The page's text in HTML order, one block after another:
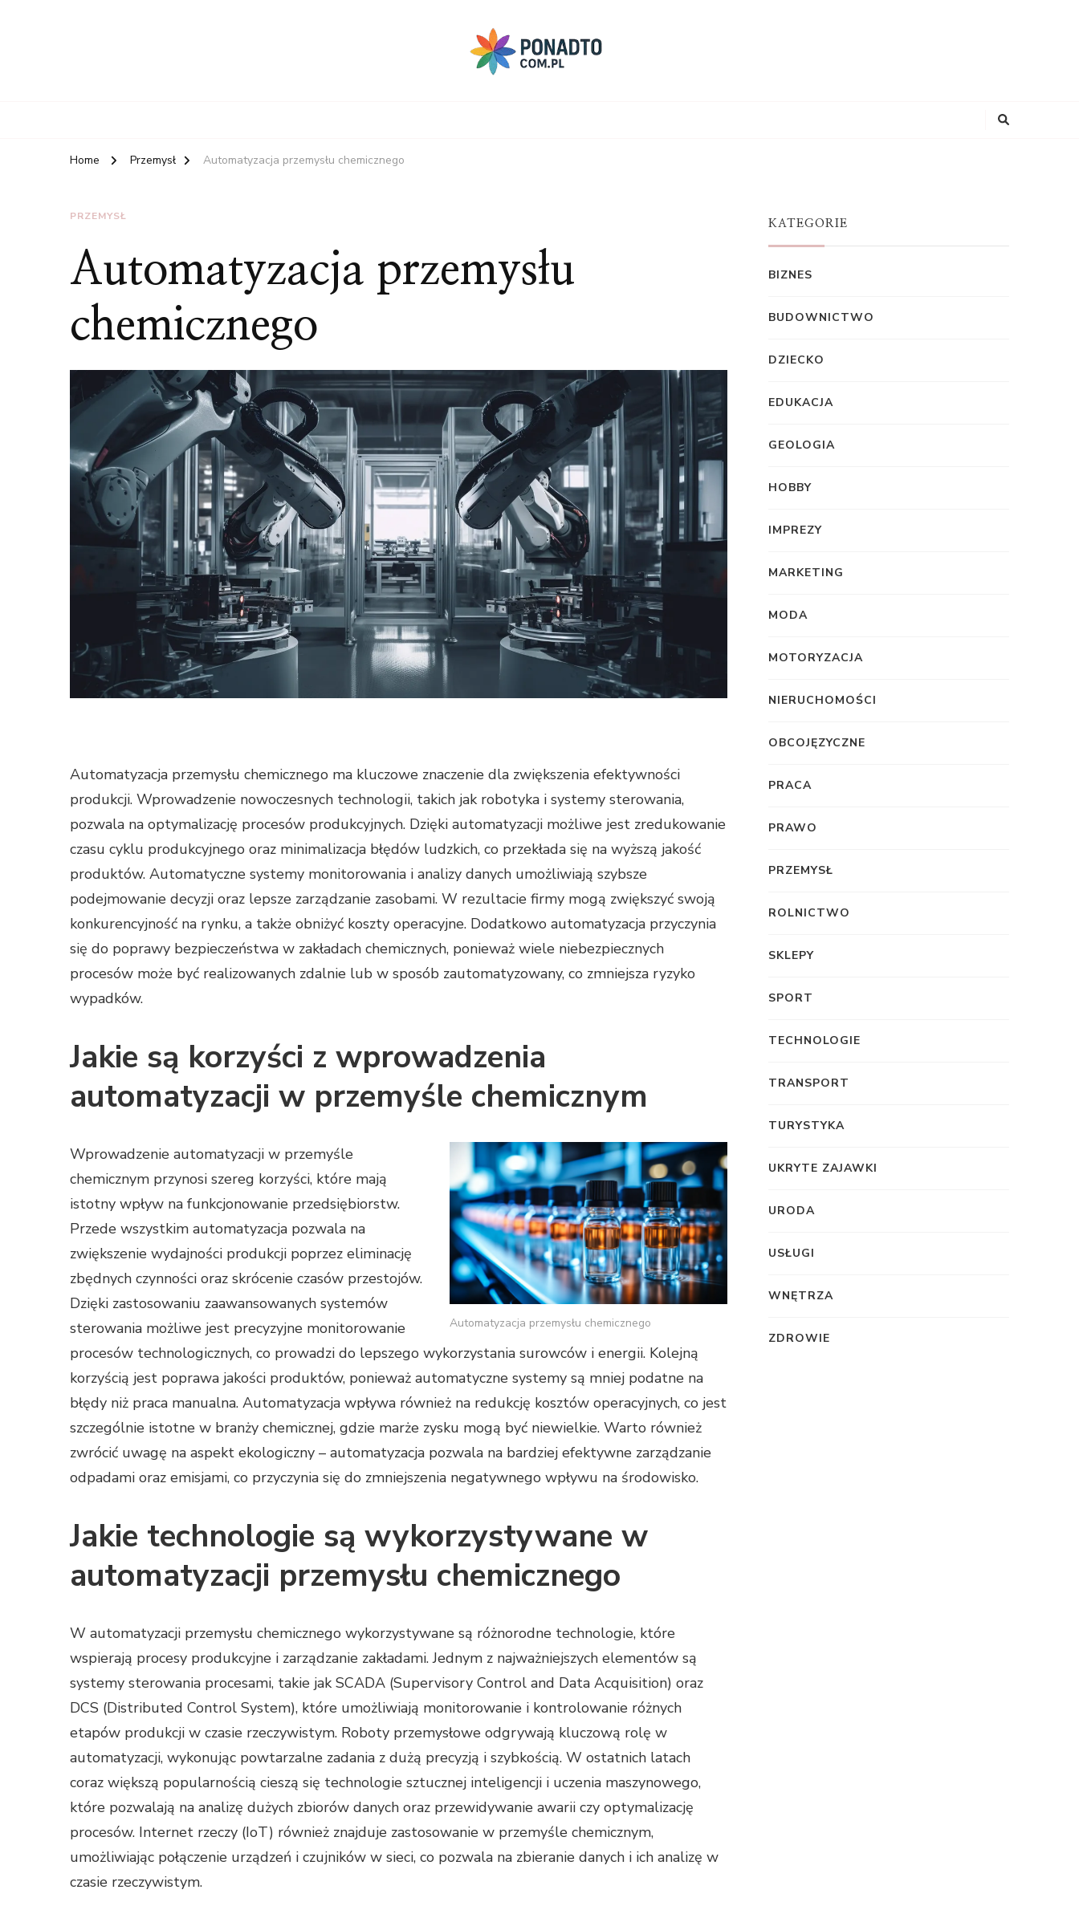
Home Przemysł Automatyzacja przemysłu chemicznego
PRZEMYSŁ
Automatyzacja przemysłu
chemicznego
Automatyzacja przemysłu chemicznego ma kluczowe znaczenie dla zwiększenia efektywności
produkcji. Wprowadzenie nowoczesnych technologii, takich jak robotyka i systemy sterowania,
pozwala na optymalizację procesów produkcyjnych. Dzięki automatyzacji możliwe jest zredukowanie
czasu cyklu produkcyjnego oraz minimalizacja błędów ludzkich, co przekłada się na wyższą jakość
produktów. Automatyczne systemy monitorowania i analizy danych umożliwiają szybsze
podejmowanie decyzji oraz lepsze zarządzanie zasobami. W rezultacie firmy mogą zwiększyć swoją
konkurencyjność na rynku, a także obniżyć koszty operacyjne. Dodatkowo automatyzacja przyczynia
się do poprawy bezpieczeństwa w zakładach chemicznych, ponieważ wiele niebezpiecznych
procesów może być realizowanych zdalnie lub w sposób zautomatyzowany, co zmniejsza ryzyko
wypadków.
Jakie są korzyści z wprowadzenia
automatyzacji w przemyśle chemicznym
Automatyzacja przemysłu chemicznego
Wprowadzenie automatyzacji w przemyśle
chemicznym przynosi szereg korzyści, które mają
istotny wpływ na funkcjonowanie przedsiębiorstw.
Przede wszystkim automatyzacja pozwala na
zwiększenie wydajności produkcji poprzez eliminację
zbędnych czynności oraz skrócenie czasów przestojów.
Dzięki zastosowaniu zaawansowanych systemów
sterowania możliwe jest precyzyjne monitorowanie
procesów technologicznych, co prowadzi do lepszego wykorzystania surowców i energii. Kolejną
korzyścią jest poprawa jakości produktów, ponieważ automatyczne systemy są mniej podatne na
błędy niż praca manualna. Automatyzacja wpływa również na redukcję kosztów operacyjnych, co jest
szczególnie istotne w branży chemicznej, gdzie marże zysku mogą być niewielkie. Warto również
zwrócić uwagę na aspekt ekologiczny – automatyzacja pozwala na bardziej efektywne zarządzanie
odpadami oraz emisjami, co przyczynia się do zmniejszenia negatywnego wpływu na środowisko.
Jakie technologie są wykorzystywane w
automatyzacji przemysłu chemicznego
W automatyzacji przemysłu chemicznego wykorzystywane są różnorodne technologie, które
wspierają procesy produkcyjne i zarządzanie zakładami. Jednym z najważniejszych elementów są
systemy sterowania procesami, takie jak SCADA (Supervisory Control and Data Acquisition) oraz
DCS (Distributed Control System), które umożliwiają monitorowanie i kontrolowanie różnych
etapów produkcji w czasie rzeczywistym. Roboty przemysłowe odgrywają kluczową rolę w
automatyzacji, wykonując powtarzalne zadania z dużą precyzją i szybkością. W ostatnich latach
coraz większą popularnością cieszą się technologie sztucznej inteligencji i uczenia maszynowego,
które pozwalają na analizę dużych zbiorów danych oraz przewidywanie awarii czy optymalizację
procesów. Internet rzeczy (IoT) również znajduje zastosowanie w przemyśle chemicznym,
umożliwiając połączenie urządzeń i czujników w sieci, co pozwala na zbieranie danych i ich analizę w
czasie rzeczywistym.
KATEGORIE
BIZNES
BUDOWNICTWO
DZIECKO
EDUKACJA
GEOLOGIA
HOBBY
IMPREZY
MARKETING
MODA
MOTORYZACJA
NIERUCHOMOŚCI
OBCOJĘZYCZNE
PRACA
PRAWO
PRZEMYSŁ
ROLNICTWO
SKLEPY
SPORT
TECHNOLOGIE
TRANSPORT
TURYSTYKA
UKRYTE ZAJAWKI
URODA
USŁUGI
WNĘTRZA
ZDROWIE